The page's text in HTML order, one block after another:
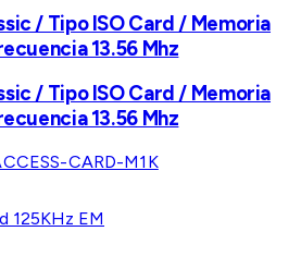
/ Tipo ISO Card / Memoria
13.56 Mhz
/ Tipo ISO Card / Memoria
13.56 Mhz
CARD-M1K